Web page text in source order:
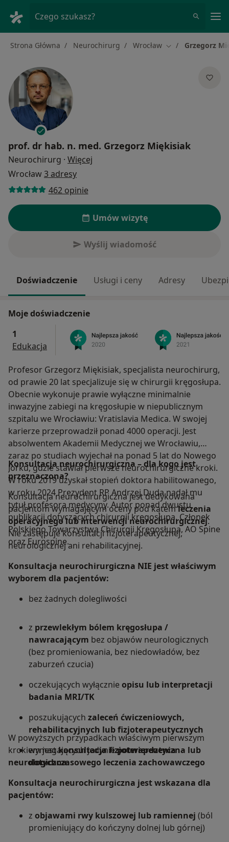
Czego szukasz?
Strona Główna Neurochirurg Wrocław Zmień miasto
Grzegorz
prof. dr hab. n. med. Grzegorz Miękisiak
Neurochirurg · Więcej
Wrocław3 adresy
462 opinie
Umów wizytę
Wyślij wiadomość
Doświadczenie Usługi i ceny Adresy
Moje doświadczenie
1
Edukacja
Profesor Grzegorz Miękisiak, specjalista neurochirurg,
od prawie 20 lat specjalizuje się w chirurgii kręgosłupa.
Obecnie wykonuje prawie wyłączne minimalnie
inwazyjne zabiegi na kręgosłupie w niepublicznym
szpitalu we Wrocławiu: Vratislavia Medica. W swojej
karierze przeprowadził ponad 4000 operacji. Jest
absolwentem Akademii Medycznej we Wrocławiu,
zaraz po studiach wyjechał na ponad 5 lat do Nowego
Jorku, gdzie stawiał pierwsze neurochirurgiczne kroki.
W roku 2019 uzyskał stopień doktora habilitowanego,
w roku 2024 Prezydent RP Andrzej Duda nadał mu
tytuł profesora medycyny. Autor ponad dwustu
publikacji dotyczących chirurgii kręgosłupa. Członek
Polskiego Towarzystwa Chirurgii Kręgosłupa, AO Spine
oraz Eurospine.
Konsultacja neurochirurgiczna – dla kogo jest
przeznaczona?
Konsultacja neurochirurgiczna jest dedykowana
pacjentom wymagającym oceny pod kątemleczenia
operacyjnego lub interwencji neurochirurgicznej.
Nie zastępuje konsultacji fizjoterapeutycznej,
neurologicznej ani rehabilitacyjnej.
Konsultacja neurochirurgiczna NIE jest właściwym
wyborem dla pacjentów:
bez żadnych dolegliwości
z przewlekłym bólem kręgosłupa /
nawracającym bez objawów neurologicznych
(bez promieniowania, bez niedowładów, bez
zaburzeń czucia)
oczekujących wyłącznie opisu lub interpretacji
badania MRI/TK
poszukujących zaleceń ćwiczeniowych,
rehabilitacyjnych lub fizjoterapeutycznych
wymagających jedyniepotwierdzenia
dotychczasowego leczenia zachowawczego
W powyższych przypadkach właściwym pierwszym
krokiem jestkonsultacja fizjoterapeutyczna lub
neurologiczna.
Konsultacja neurochirurgiczna jest wskazana dla
pacjentów:
z objawami rwy kulszowej lub ramiennej (ból
promieniujący do kończyny dolnej lub górnej)